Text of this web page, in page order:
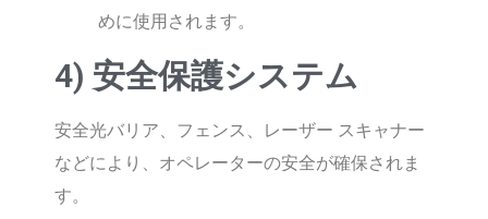
めに使用されます。
4) 安全保護システム
安全光バリア、フェンス、レーザー スキャナー
などにより、オペレーターの安全が確保されま
す。